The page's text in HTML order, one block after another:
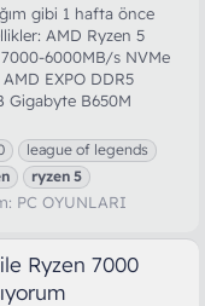
gibi 1 hafta önce
AMD Ryzen 5
6000MB/s NVMe
EXPO DDR5
Gigabyte B650M
league of legends
ryzen 5
PC OYUNLARI
Ryzen 7000